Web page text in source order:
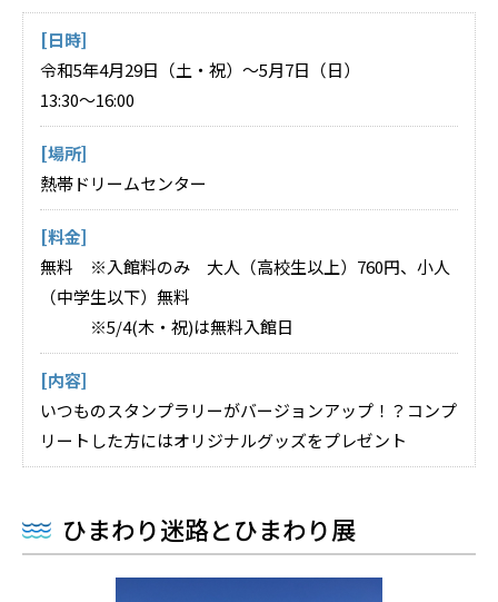
[日時]
令和5年4月29日（土・祝）～5月7日（日）
13:30～16:00
[場所]
熱帯ドリームセンター
[料金]
無料 ※入館料のみ 大人（高校生以上）760円、小人
（中学生以下）無料
※5/4(木・祝)は無料入館日
[内容]
いつものスタンプラリーがバージョンアップ！？コンプ
リートした方にはオリジナルグッズをプレゼント
ひまわり迷路とひまわり展